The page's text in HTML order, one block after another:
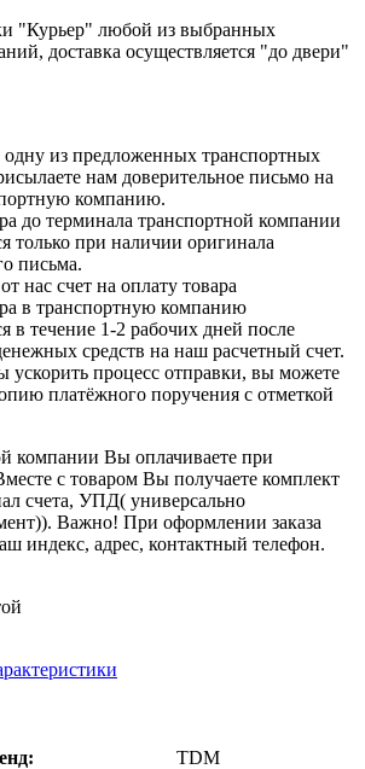
"Курьер" любой из выбранных
доставка осуществляется "до двери"
из предложенных транспортных
нам доверительное письмо на
компанию.
до терминала транспортной компании
только при наличии оригинала
письма.
нас счет на оплату товара
в транспортную компанию
в течение 1-2 рабочих дней после
средств на наш расчетный счет.
ускорить процесс отправки, вы можете
платёжного поручения с отметкой
компании Вы оплачиваете при
с товаром Вы получаете комплект
счета, УПД( универсально
Важно! При оформлении заказа
индекс, адрес, контактный телефон.
TDM